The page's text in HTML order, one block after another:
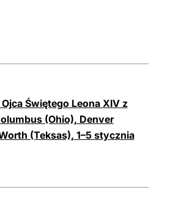
Świętego Leona XIV z
(Ohio), Denver
(Teksas), 1–5 stycznia